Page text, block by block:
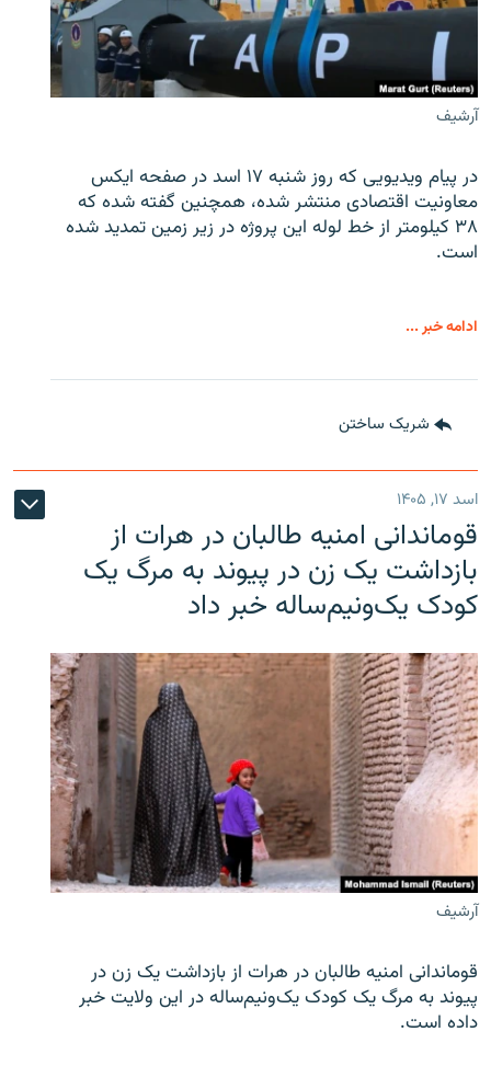
آرشیف
در پیام ویدیویی که روز شنبه ۱۷ اسد در صفحه ایکس
معاونیت اقتصادی منتشر شده، همچنین گفته شده که
۳۸ کیلومتر از خط لوله این پروژه در زیر زمین تمدید شده
است.
ادامه خبر ...
شریک ساختن
اسد ۱۷, ۱۴۰۵
قوماندانی امنیه طالبان در هرات از
بازداشت یک زن در پیوند به مرگ یک
کودک یک‌ونیم‌ساله خبر داد
آرشیف
قوماندانی امنیه طالبان در هرات از بازداشت یک زن در
پیوند به مرگ یک کودک یک‌ونیم‌ساله در این ولایت خبر
داده است.